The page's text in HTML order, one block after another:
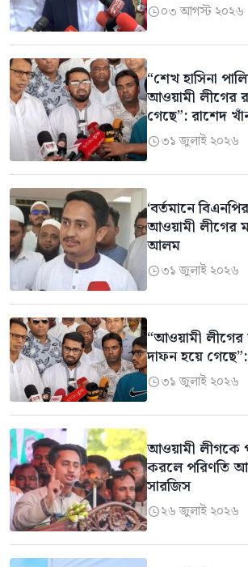
০৩ আগস্ট ২০২৬
“শেখ হাসিনা
আওয়ামী লীগের
গেছে”: রাশেদ
৩১ জুলাই ২০২৬
‘বর্তমানে
আওয়ামী লীগের
আলম
৩১ জুলাই ২০২৬
“আওয়ামী লীগের
দাফন হয়ে
৩১ জুলাই ২০২৬
আওয়ামী লীগকে
করলে পরিণতি
সারজিস
২৬ জুলাই ২০২৬